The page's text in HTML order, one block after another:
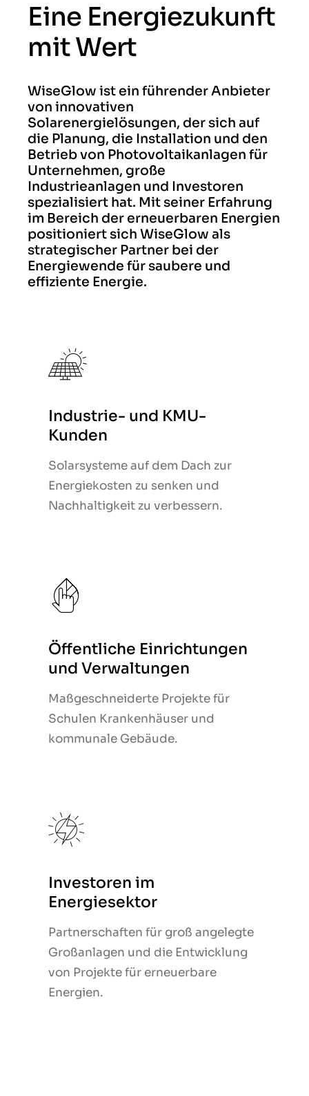
Eine Energiezukunft
mit Wert
WiseGlow ist ein führender Anbieter
von innovativen
Solarenergielösungen, der sich auf
die Planung, die Installation und den
Betrieb von Photovoltaikanlagen für
Unternehmen, große
Industrieanlagen und Investoren
spezialisiert hat. Mit seiner Erfahrung
im Bereich der erneuerbaren Energien
positioniert sich WiseGlow als
strategischer Partner bei der
Energiewende für saubere und
effiziente Energie.
Industrie- und KMU-
Kunden
Solarsysteme auf dem Dach zur
Energiekosten zu senken und
Nachhaltigkeit zu verbessern.
Industrie- und KMU-
Kunden
Solarsysteme auf dem Dach zur
Energiekosten zu senken und
Nachhaltigkeit zu verbessern.
Öffentliche Einrichtungen
und Verwaltungen
Maßgeschneiderte Projekte für
Schulen Krankenhäuser und
kommunale Gebäude.
Öffentliche Einrichtungen
und Verwaltungen
Maßgeschneiderte Projekte für
Schulen Krankenhäuser und
kommunale Gebäude.
Investoren im
Energiesektor
Partnerschaften für groß angelegte
Großanlagen und die Entwicklung
von Projekte für erneuerbare
Energien.
Investoren im
Energiesektor
Partnerschaften für groß angelegte
Großanlagen und die Entwicklung
von Projekte für erneuerbare
Energien.